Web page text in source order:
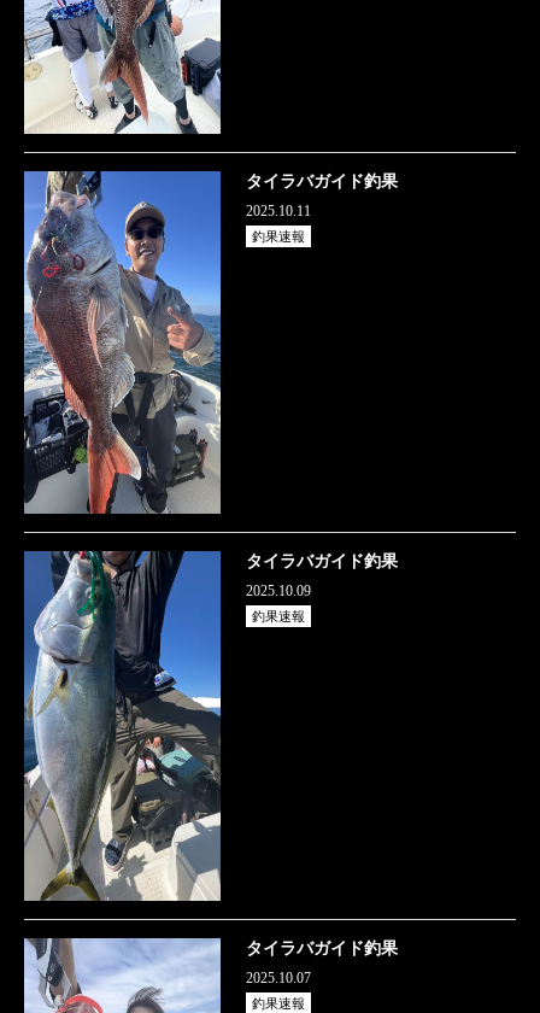
タイラバガイド釣果
2025.10.11
釣果速報
タイラバガイド釣果
2025.10.09
釣果速報
タイラバガイド釣果
2025.10.07
釣果速報